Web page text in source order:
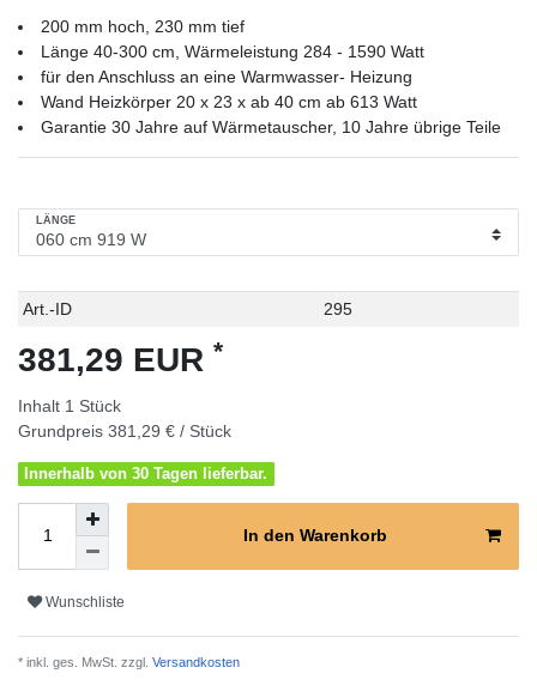
200 mm hoch, 230 mm tief
Länge 40-300 cm, Wärmeleistung 284 - 1590 Watt
für den Anschluss an eine Warmwasser- Heizung
Wand Heizkörper 20 x 23 x ab 40 cm ab 613 Watt
Garantie 30 Jahre auf Wärmetauscher, 10 Jahre übrige Teile
LÄNGE
Technisches
Wert
Art.-ID 295
381,29 EUR *
Inhalt 1 Stück
Grundpreis 381,29 € / Stück
Innerhalb von 30 Tagen lieferbar.
In den Warenkorb
Wunschliste
* inkl. ges. MwSt. zzgl. Versandkosten